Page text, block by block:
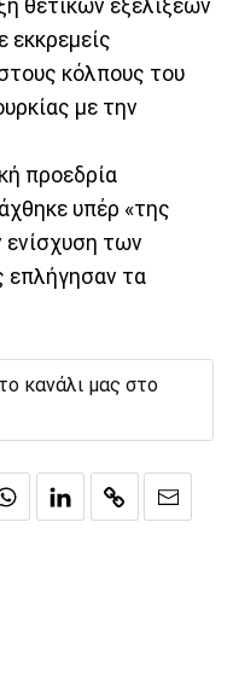
θετικών εξελίξεων
εκκρεμείς
κόλπους του
με την
προεδρία
υπέρ «της
των
επλήγησαν τα
κανάλι μας στο